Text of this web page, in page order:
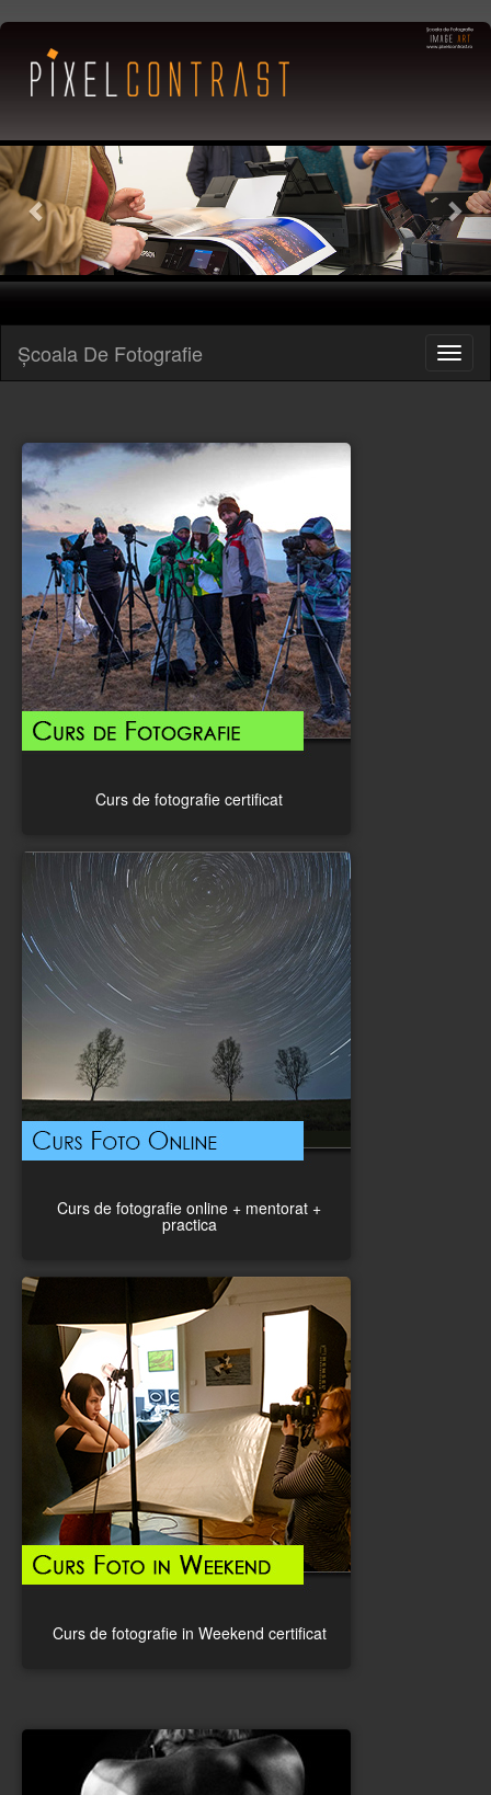
Previous
Şcoala De Fotografie
Curs de fotografie certificat
Curs de fotografie online + mentorat +
practica
Curs de fotografie in Weekend certificat